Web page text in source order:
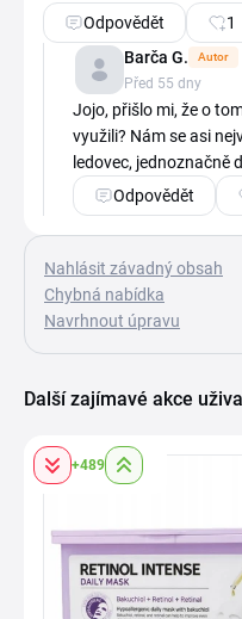
Odpovědět
1
Barča G.
Autor
Před 55 dny
Jojo, přišlo mi, že o
využili? Nám se asi
ledovec, jednoznačně
Odpovědět
Nahlásit závadný obsah
Chybná nabídka
Navrhnout úpravu
Další zajímavé akce
+489